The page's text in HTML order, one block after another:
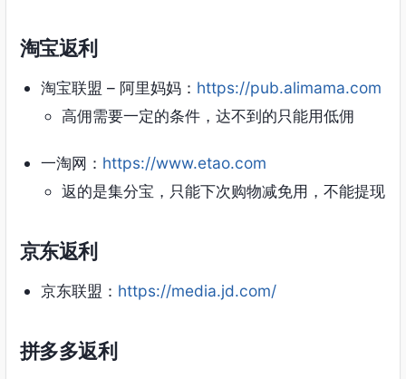
淘宝返利
淘宝联盟 – 阿里妈妈： https://pub.alimama.com
高佣需要一定的条件，达不到的只能用低佣
一淘网： https://www.etao.com
返的是集分宝，只能下次购物减免用，不能提现
京东返利
京东联盟： https://media.jd.com/
拼多多返利